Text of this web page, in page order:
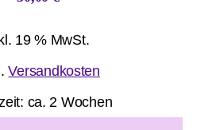
19 % MwSt.
Versandkosten
ca. 2 Wochen